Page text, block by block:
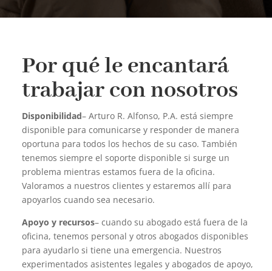
Por qué le encantará
trabajar con nosotros
Disponibilidad– Arturo R. Alfonso, P.A. está siempre
disponible para comunicarse y responder de manera
oportuna para todos los hechos de su caso. También
tenemos siempre el soporte disponible si surge un
problema mientras estamos fuera de la oficina.
Valoramos a nuestros clientes y estaremos allí para
apoyarlos cuando sea necesario.
Apoyo y recursos– cuando su abogado está fuera de la
oficina, tenemos personal y otros abogados disponibles
para ayudarlo si tiene una emergencia. Nuestros
experimentados asistentes legales y abogados de apoyo,